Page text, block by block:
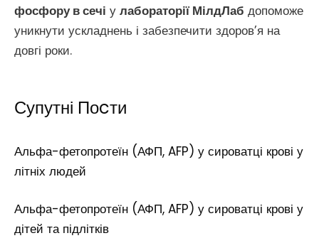
фосфору в сечі у лабораторії МілдЛаб допоможе
уникнути ускладнень і забезпечити здоров’я на
довгі роки.
Супутні Поcти
Альфа-фетопротеїн (АФП, AFP) у сироватці крові у
літніх людей
Альфа-фетопротеїн (АФП, AFP) у сироватці крові у
дітей та підлітків